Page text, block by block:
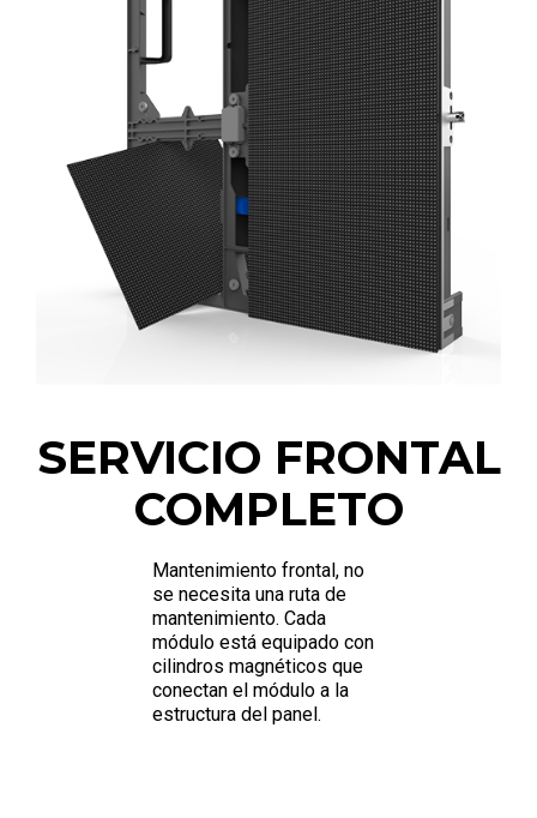
SERVICIO FRONTAL
COMPLETO
Mantenimiento frontal, no
se necesita una ruta de
mantenimiento. Cada
módulo está equipado con
cilindros magnéticos que
conectan el módulo a la
estructura del panel.